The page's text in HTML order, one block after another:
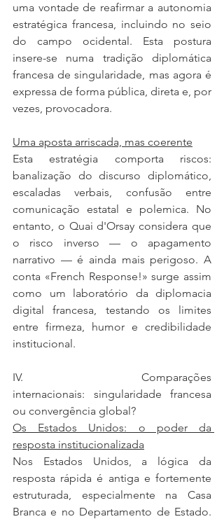
uma vontade de reafirmar a autonomia
estratégica francesa, incluindo no seio
do campo ocidental. Esta postura
insere-se numa tradição diplomática
francesa de singularidade, mas agora é
expressa de forma pública, direta e, por
vezes, provocadora.
Uma aposta arriscada, mas coerente
Esta estratégia comporta riscos:
banalização do discurso diplomático,
escaladas verbais, confusão entre
comunicação estatal e polemica. No
entanto, o Quai d'Orsay considera que
o risco inverso — o apagamento
narrativo — é ainda mais perigoso. A
conta «French Response!» surge assim
como um laboratório da diplomacia
digital francesa, testando os limites
entre firmeza, humor e credibilidade
institucional.
IV.                 Comparações
internacionais: singularidade francesa
ou convergência global?
Os Estados Unidos: o poder da
resposta institucionalizada
Nos Estados Unidos, a lógica da
resposta rápida é antiga e fortemente
estruturada, especialmente na Casa
Branca e no Departamento de Estado.